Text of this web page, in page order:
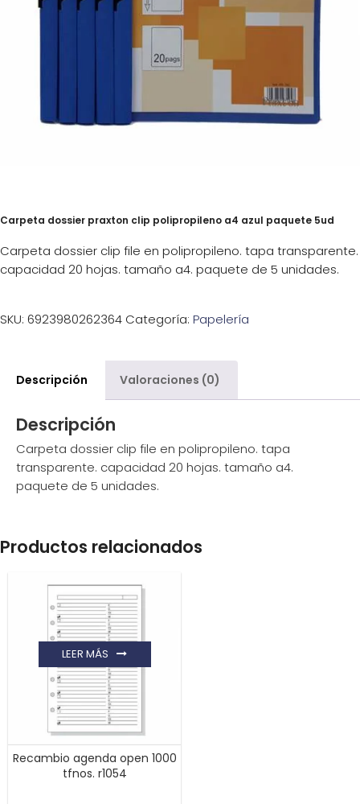
Carpeta dossier praxton clip polipropileno a4 azul paquete 5ud
Carpeta dossier clip file en polipropileno. tapa transparente.
capacidad 20 hojas. tamaño a4. paquete de 5 unidades.
SKU: 6923980262364 Categoría: Papelería
Descripción Valoraciones (0)
Descripción
Carpeta dossier clip file en polipropileno. tapa
transparente. capacidad 20 hojas. tamaño a4.
paquete de 5 unidades.
Productos relacionados
Recambio agenda open 1000
tfnos. r1054
LEER MÁS